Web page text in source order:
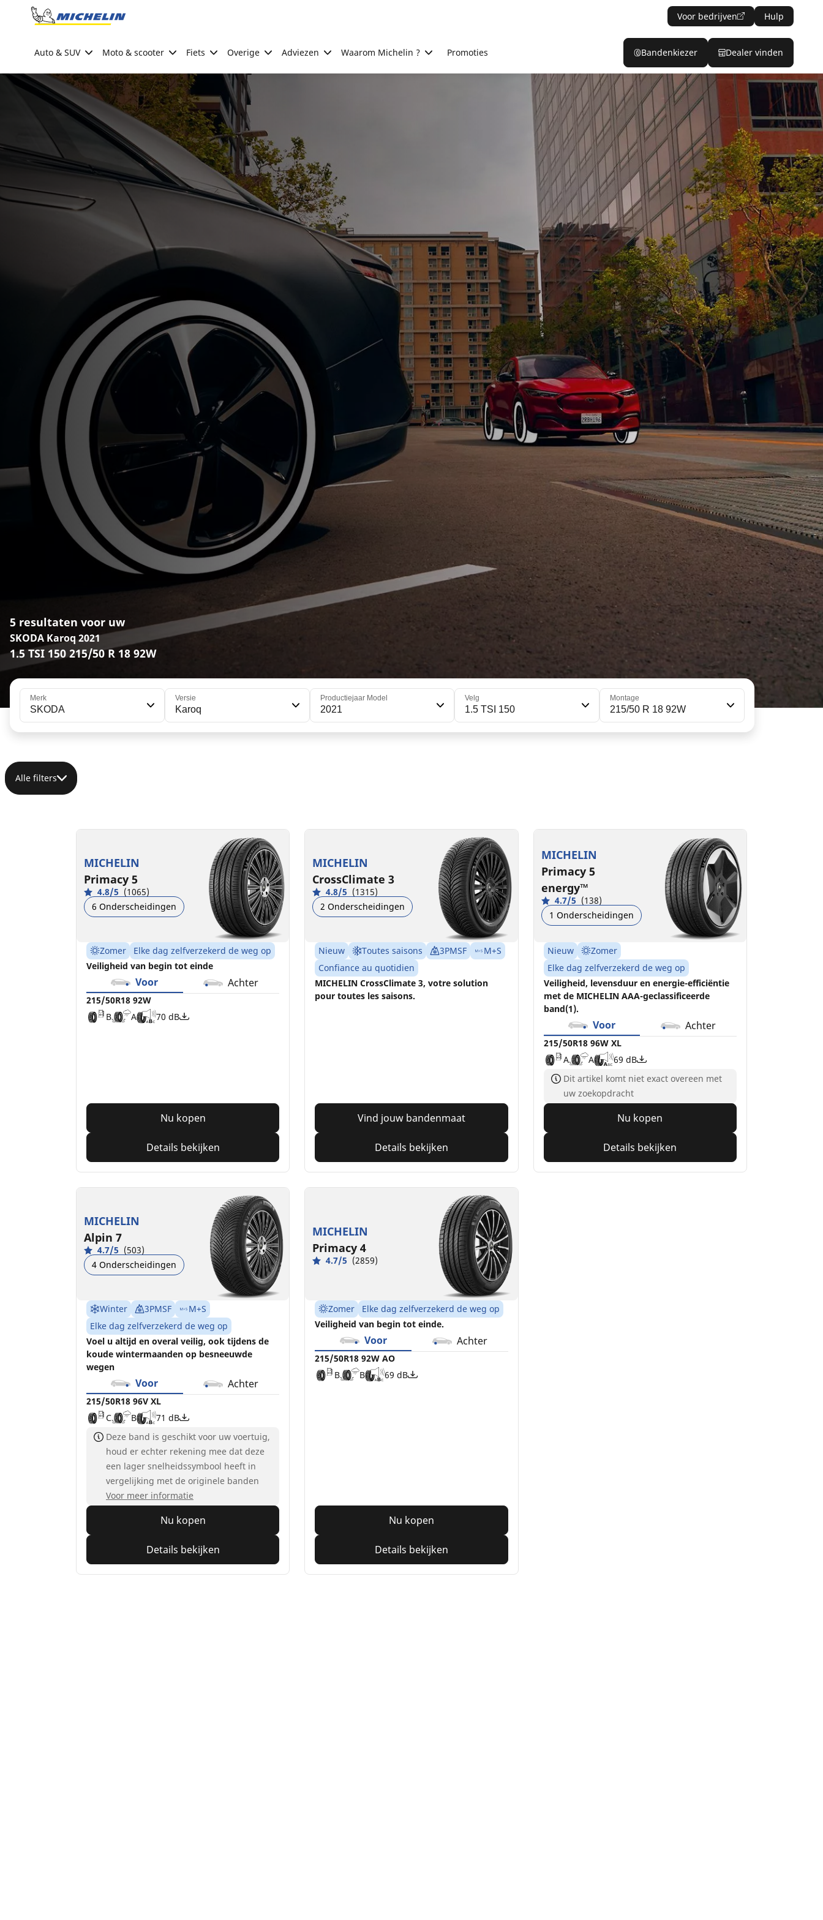
Go to page content
Voor bedrijven Hulp
Auto & SUV Moto & scooter Fiets Overige Adviezen Waarom Michelin ? Promoties Bandenkiezer Dealer vinden
5 resultaten voor uw
SKODA Karoq 2021
1.5 TSI 150 215/50 R 18 92W
Merk
SKODA
Versie
Karoq
Productiejaar Model
2021
Velg
1.5 TSI 150
Montage
215/50 R 18 92W
Alle filters
MICHELIN
Primacy 5
4.8/5 (1065)
6 Onderscheidingen
Zomer
Elke dag zelfverzekerd de weg op
Veiligheid van begin tot einde
Voor Achter
215/50R18 92W
B
A 70 dB
Nu kopen
Details bekijken
MICHELIN
CrossClimate 3
4.8/5 (1315)
2 Onderscheidingen
Nieuw Toutes saisons 3PMSF
M+S
Confiance au quotidien
MICHELIN CrossClimate 3, votre solution
pour toutes les saisons.
Vind jouw bandenmaat
Details bekijken
MICHELIN
Primacy 5
energy™
4.7/5 (138)
1 Onderscheidingen
Nieuw
Zomer
Elke dag zelfverzekerd de weg op
Veiligheid, levensduur en energie-efficiëntie
met de MICHELIN AAA-geclassificeerde
band(1).
Voor Achter
215/50R18 96W XL
A
A 69 dB
A
A
Dit artikel komt niet exact overeen met
uw zoekopdracht
Nu kopen
Details bekijken
MICHELIN
Alpin 7
4.7/5 (503)
4 Onderscheidingen
Winter 3PMSF
M+S
Elke dag zelfverzekerd de weg op
Voel u altijd en overal veilig, ook tijdens de
koude wintermaanden op besneeuwde
wegen
Voor Achter
215/50R18 96V XL
C
B 71 dB
Deze band is geschikt voor uw voertuig,
houd er echter rekening mee dat deze
een lager snelheidssymbool heeft in
vergelijking met de originele banden
Voor meer informatie
Nu kopen
Details bekijken
MICHELIN
Primacy 4
4.7/5 (2859)
Zomer
Elke dag zelfverzekerd de weg op
Veiligheid van begin tot einde.
Voor Achter
215/50R18 92W AO
B
B 69 dB
Nu kopen
Details bekijken